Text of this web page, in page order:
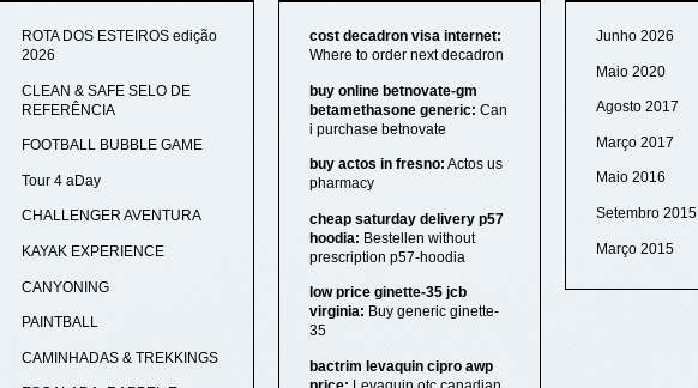
ROTA DOS ESTEIROS edição
2026
CLEAN & SAFE SELO DE
REFERÊNCIA
FOOTBALL BUBBLE GAME
Tour 4 aDay
CHALLENGER AVENTURA
KAYAK EXPERIENCE
CANYONING
PAINTBALL
CAMINHADAS & TREKKINGS
cost decadron visa internet:
Where to order next decadron
buy online betnovate-gm
betamethasone generic: Can
i purchase betnovate
buy actos in fresno: Actos us
pharmacy
cheap saturday delivery p57
hoodia: Bestellen without
prescription p57-hoodia
low price ginette-35 jcb
virginia: Buy generic ginette-
35
bactrim levaquin cipro awp
Junho 2026
Maio 2020
Agosto 2017
Março 2017
Maio 2016
Setembro 2015
Março 2015